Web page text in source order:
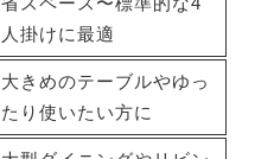
人掛けに最適
大きめのテーブルやゆっ
たり使いたい方に